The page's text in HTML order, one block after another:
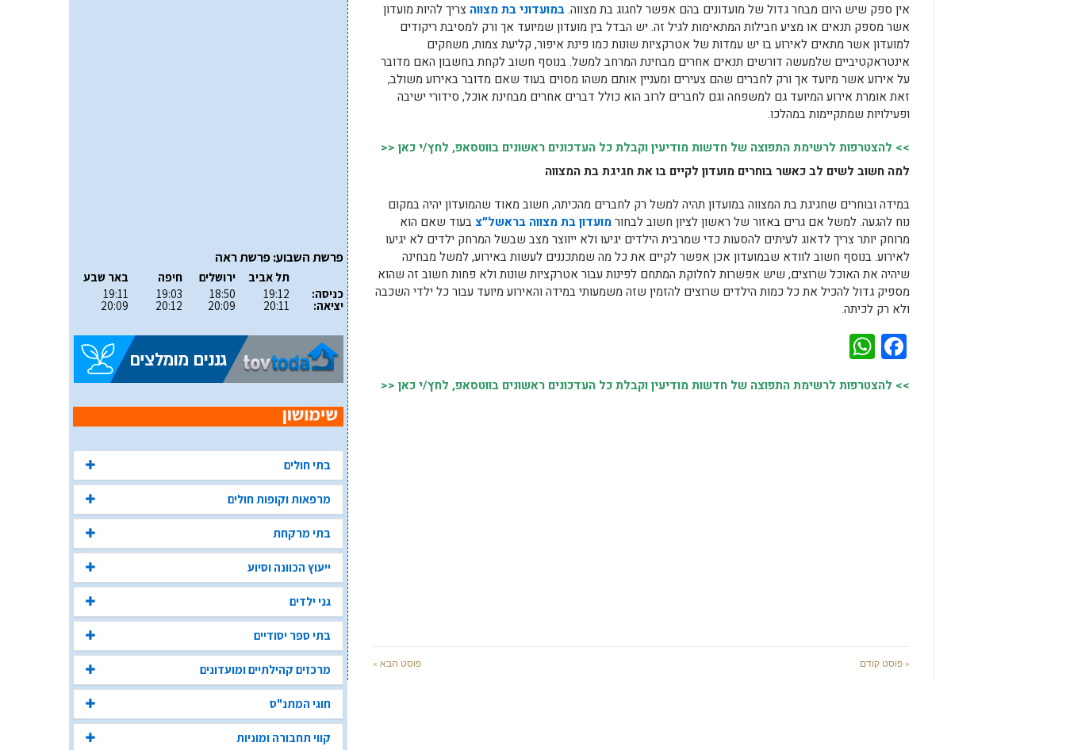
אין ספק שיש היום מבחר גדול של מועדונים בהם אפשר לחגוג בת מצווה.במועדוני בת מצווה צריך להיות מועדון
אשר מספק תנאים או מציע חבילות המתאימות לגיל זה. יש הבדל בין מועדון שמיועד אך ורק למסיבת ריקודים
למועדון אשר מתאים לאירוע בו יש עמדות של אטרקציות שונות כמו פינת איפור, קליעת צמות, משחקים
אינטראקטיביים שלמעשה דורשים תנאים אחרים מבחינת המרחב למשל. בנוסף חשוב לקחת בחשבון האם מדובר
על אירוע אשר מיועד אך ורק לחברים שהם צעירים ומעניין אותם משהו מסוים בעוד שאם מדובר באירוע משולב,
זאת אומרת אירוע המיועד גם למשפחה וגם לחברים לרוב הוא כולל דברים אחרים מבחינת אוכל, סידורי ישיבה
ופעילויות שמתקיימות במהלכו.
>> להצטרפות לרשימת התפוצה של חדשות מודיעין וקבלת כל העדכונים ראשונים בווטסאפ, לחץ/י כאן <<
למה חשוב לשים לב כאשר בוחרים מועדון לקיים בו את חגיגת בת המצווה
במידה ובוחרים שחגיגת בת המצווה במועדון תהיה למשל רק לחברים מהכיתה, חשוב מאוד שהמועדון יהיה במקום
נוח להגעה. למשל אם גרים באזור של ראשון לציון חשוב לבחורמועדון בת מצווה בראשל״צ בעוד שאם הוא
מרוחק יותר צריך לדאוג לעיתים להסעות כדי שמרבית הילדים יגיעו ולא ייווצר מצב שבשל המרחק ילדים לא יגיעו
לאירוע. בנוסף חשוב לוודא שבמועדון אכן אפשר לקיים את כל מה שמתכננים לעשות באירוע, למשל מבחינה
שיהיה את האוכל שרוצים, שיש אפשרות לחלוקת המתחם לפינות עבור אטרקציות שונות ולא פחות חשוב זה שהוא
מספיק גדול להכיל את כל כמות הילדים שרוצים להזמין שזה משמעותי במידה והאירוע מיועד עבור כל ילדי השכבה
ולא רק לכיתה.
Facebook
>> להצטרפות לרשימת התפוצה של חדשות מודיעין וקבלת כל העדכונים ראשונים בווטסאפ, לחץ/י כאן <<
« פוסט קודם פוסט הבא »
פרשת השבוע: פרשת ראה
כניסה:
יציאה:
תל אביב
19:12
20:11
ירושלים
18:50
20:09
חיפה
19:03
20:12
באר שבע
19:11
20:09
בתי חולים
מרפאות וקופות חולים
בתי מרקחת
ייעוץ הכוונה וסיוע
גני ילדים
בתי ספר יסודיים
מרכזים קהילתיים ומועדונים
חוגי המתנ"ס
קווי תחבורה ומוניות